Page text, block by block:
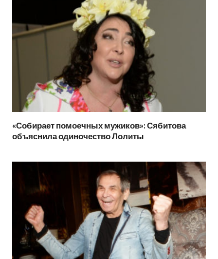
«Собирает помоечных мужиков»: Сябитова
объяснила одиночество Лолиты